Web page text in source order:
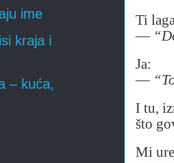
Ti
—
Ja:
—
I tu,
što
Mi
ime
kraja i
– kuća,